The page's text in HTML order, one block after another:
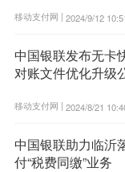
移动支付网 | 2024/9/12
中国银联发布无卡
对账文件优化升级
移动支付网 | 2024/8/21
中国银联助力临沂
付“税费同缴”业务